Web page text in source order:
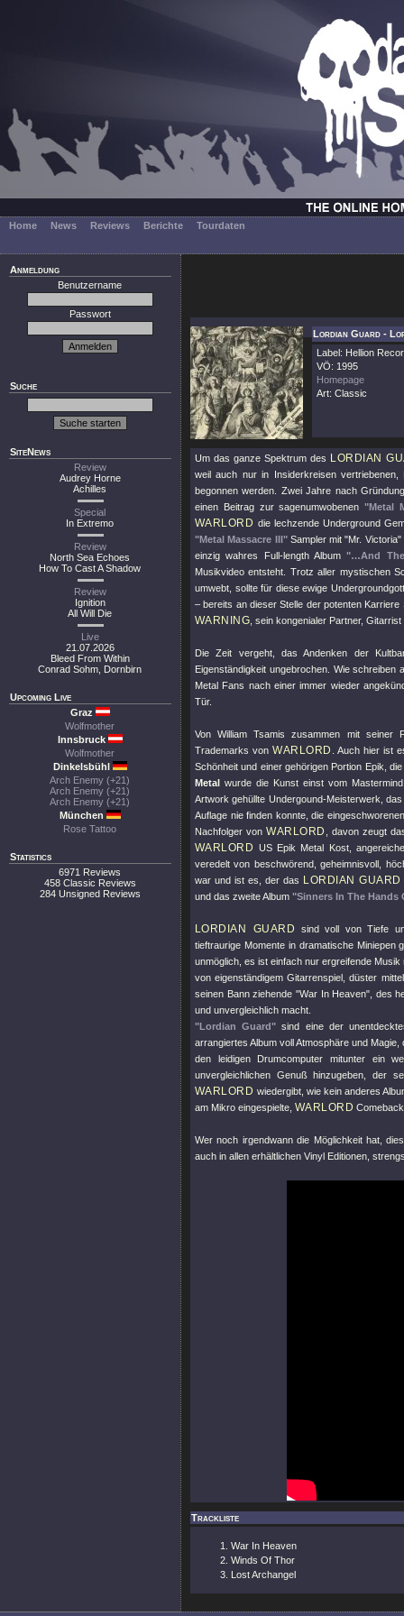
Home News Reviews Berichte Tourdaten
Anmeldung
Benutzername
Passwort
Suche
SiteNews
Review
Audrey Horne
Achilles
Special
In Extremo
Review
North Sea Echoes
How To Cast A Shadow
Review
Ignition
All Will Die
Live
21.07.2026
Bleed From Within
Conrad Sohm, Dornbirn
Upcoming Live
Graz
Wolfmother
Innsbruck
Wolfmother
Dinkelsbühl
Arch Enemy (+21)
Arch Enemy (+21)
Arch Enemy (+21)
München
Rose Tattoo
Statistics
6971 Reviews
458 Classic Reviews
284 Unsigned Reviews
Lordian Guard -
Label: Hellion
VÖ: 1995
Homepage
Art: Classic
Um das ganze Spektrum des LORDIAN
weil auch nur in Insiderkreisen
begonnen werden. Zwei Jahre nach
einen Beitrag zur sagenumwobenen"Metal
WARLORD die lechzende Underground
"Metal Massacre III"Sampler mit"Mr. Victoria"
einzig wahres Full-length Album"…And
Musikvideo entsteht. Trotz aller mystischen
umwebt, sollte für diese ewige
– bereits an dieser Stelle der potenten
WARNING , sein kongenialer Partner,
Die Zeit vergeht, das Andenken der
Eigenständigkeit ungebrochen. Wie
Metal Fans nach einer immer wieder
Tür.
Von William Tsamis zusammen mit
Trademarks vonWARLORD
. Auch hier ist
Schönheit und einer gehörigen Portion Epik,
Metal wurde die Kunst einst vom
Artwork gehüllte Undergound-Meisterwerk,
Auflage nie finden konnte, die
Nachfolger vonWARLORD , davon zeugt
WARLORD US Epik Metal Kost,
veredelt von beschwörend, geheimnisvoll,
war und ist es, der das LORDIAN GUARD
und das zweite Album "Sinners In The Hands
LORDIAN GUARD sind voll von Tiefe
tieftraurige Momente in dramatische Miniepen
unmöglich, es ist einfach nur ergreifende
von eigenständigem Gitarrenspiel, düster
seinen Bann ziehende "War In Heaven" , des
und unvergleichlich macht.
"Lordian Guard" sind eine der
arrangiertes Album voll Atmosphäre und
den leidigen Drumcomputer mitunter ein
unvergleichlichen Genuß hinzugeben, der
WARLORD wiedergibt, wie kein anderes
am Mikro eingespielte, WARLORD
Wer noch irgendwann die Möglichkeit hat,
auch in allen erhältlichen Vinyl Editionen,
Trackliste
War In Heaven
Winds Of Thor
Lost Archangel